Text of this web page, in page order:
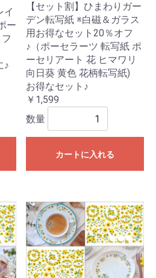
イ
ー
♪
【セット割】ひまわりガー
デン転写紙 ※白磁＆ガラス
用お得なセット20％オフ
♪（ポーセラーツ 転写紙 ポ
ーセリアート 花 ヒマワリ
向日葵 黄色 花柄転写紙)
お得なセット♪
￥1,599
数量
カートに入れる